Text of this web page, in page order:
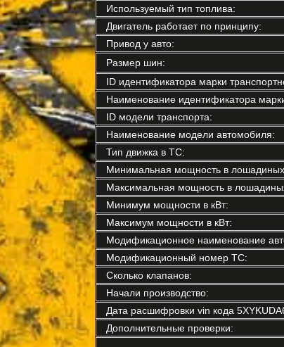
Используемый тип топлива:
Двигатель работает по принципу:
Привод у авто:
Размер шин:
ID идентификатора марки
Наименование идентификатора
ID модели транспорта:
Наименование модели автомобиля:
Тип движка в ТС:
Минимальная мощность в
Максимальная мощность в
Минимум мощности в кВт:
Максимум мощности в кВт:
Модификационное наименование
Модификационный номер ТС:
Сколько клапанов:
Начали производство:
Дата расшифровки vin кода
Дополнительные проверки: